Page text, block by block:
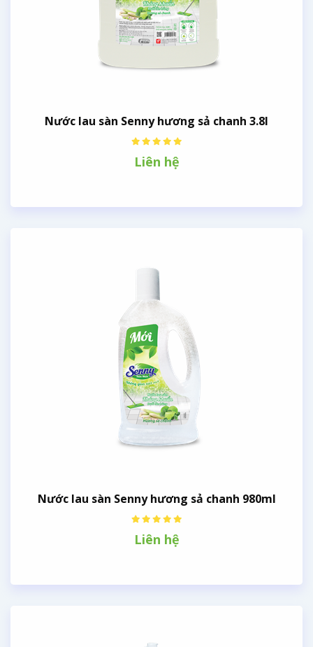
Nước lau sàn Senny hương sả chanh 3.8l
Liên hệ
Nước lau sàn Senny hương sả chanh 980ml
Liên hệ